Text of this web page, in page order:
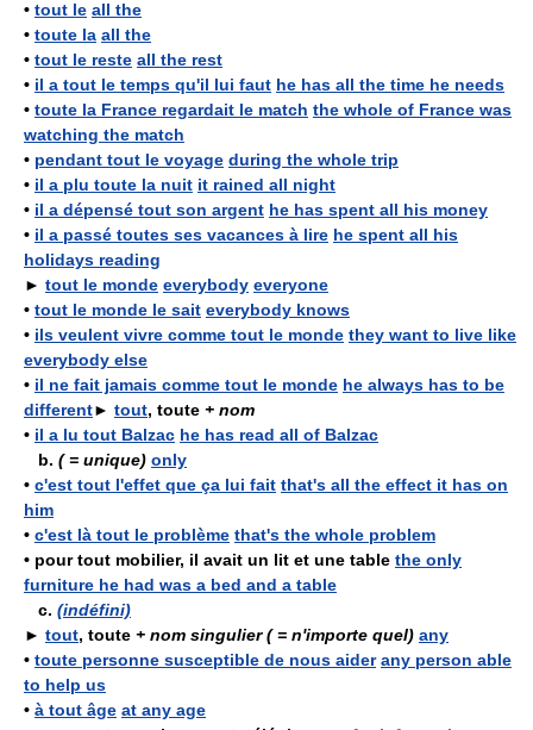
• tout le all the
• toute la all the
• tout le reste all the rest
• il a tout le temps qu'il lui faut he has all the time he needs
• toute la France regardait le match the whole of France was
watching the match
• pendant tout le voyage during the whole trip
• il a plu toute la nuit it rained all night
• il a dépensé tout son argent he has spent all his money
• il a passé toutes ses vacances à lire he spent all his
holidays reading
► tout le monde everybody everyone
• tout le monde le sait everybody knows
• ils veulent vivre comme tout le monde they want to live like
everybody else
• il ne fait jamais comme tout le monde he always has to be
different► tout, toute + nom
• il a lu tout Balzac he has read all of Balzac
b. ( = unique) only
• c'est tout l'effet que ça lui fait that's all the effect it has on
him
• c'est là tout le problème that's the whole problem
• pour tout mobilier, il avait un lit et une table the only
furniture he had was a bed and a table
c. (indéfini)
► tout, toute + nom singulier ( = n'importe quel) any
• toute personne susceptible de nous aider any person able
to help us
• à tout âge at any age